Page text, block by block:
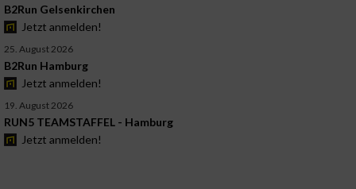
B2Run Gelsenkirchen
Jetzt anmelden!
25. August 2026
B2Run Hamburg
Jetzt anmelden!
19. August 2026
RUN5 TEAMSTAFFEL - Hamburg
Jetzt anmelden!